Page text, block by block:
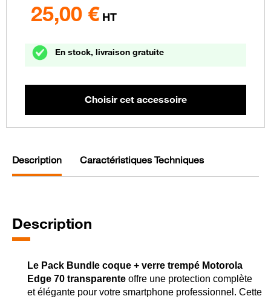
25,00 € HT
En stock, livraison gratuite
Description Caractéristiques Techniques
Description
Le Pack Bundle coque + verre trempé Motorola
Edge 70 transparente offre une protection complète
et élégante pour votre smartphone professionnel. Cette